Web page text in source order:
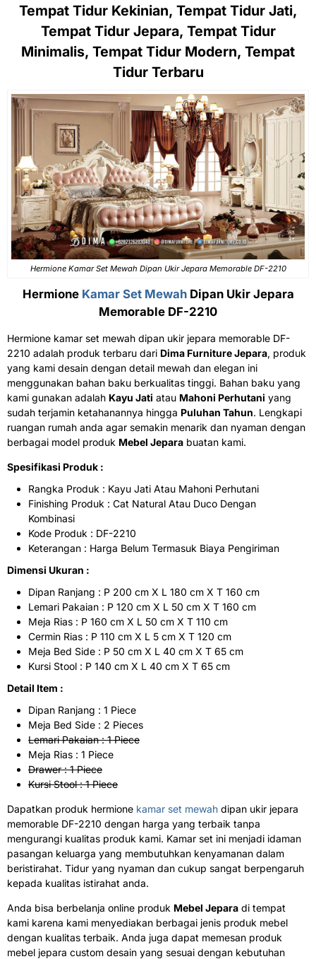
Tempat Tidur Kekinian, Tempat Tidur Jati,
Tempat Tidur Jepara, Tempat Tidur
Minimalis, Tempat Tidur Modern, Tempat
Tidur Terbaru
Hermione Kamar Set Mewah Dipan Ukir Jepara Memorable DF-2210
Hermione Kamar Set MewahDipan Ukir Jepara
Memorable DF-2210
Hermione kamar set mewah dipan ukir jepara memorable DF-
2210 adalah produk terbaru dari Dima Furniture Jepara, produk
yang kami desain dengan detail mewah dan elegan ini
menggunakan bahan baku berkualitas tinggi. Bahan baku yang
kami gunakan adalah Kayu Jati atau Mahoni Perhutani yang
sudah terjamin ketahanannya hingga Puluhan Tahun. Lengkapi
ruangan rumah anda agar semakin menarik dan nyaman dengan
berbagai model produk Mebel Jepara buatan kami.
Spesifikasi Produk :
Rangka Produk : Kayu Jati Atau Mahoni Perhutani
Finishing Produk : Cat Natural Atau Duco Dengan
Kombinasi
Kode Produk : DF-2210
Keterangan : Harga Belum Termasuk Biaya Pengiriman
Dimensi Ukuran :
Dipan Ranjang : P 200 cm X L 180 cm X T 160 cm
Lemari Pakaian : P 120 cm X L 50 cm X T 160 cm
Meja Rias : P 160 cm X L 50 cm X T 110 cm
Cermin Rias : P 110 cm X L 5 cm X T 120 cm
Meja Bed Side : P 50 cm X L 40 cm X T 65 cm
Kursi Stool : P 140 cm X L 40 cm X T 65 cm
Detail Item :
Dipan Ranjang : 1 Piece
Meja Bed Side : 2 Pieces
Lemari Pakaian : 1 Piece
Meja Rias : 1 Piece
Drawer : 1 Piece
Kursi Stool : 1 Piece
Dapatkan produk hermione kamar set mewah dipan ukir jepara
memorable DF-2210 dengan harga yang terbaik tanpa
mengurangi kualitas produk kami. Kamar set ini menjadi idaman
pasangan keluarga yang membutuhkan kenyamanan dalam
beristirahat. Tidur yang nyaman dan cukup sangat berpengaruh
kepada kualitas istirahat anda.
Anda bisa berbelanja online produk Mebel Jepara di tempat
kami karena kami menyediakan berbagai jenis produk mebel
dengan kualitas terbaik. Anda juga dapat memesan produk
mebel jepara custom desain yang sesuai dengan kebutuhan